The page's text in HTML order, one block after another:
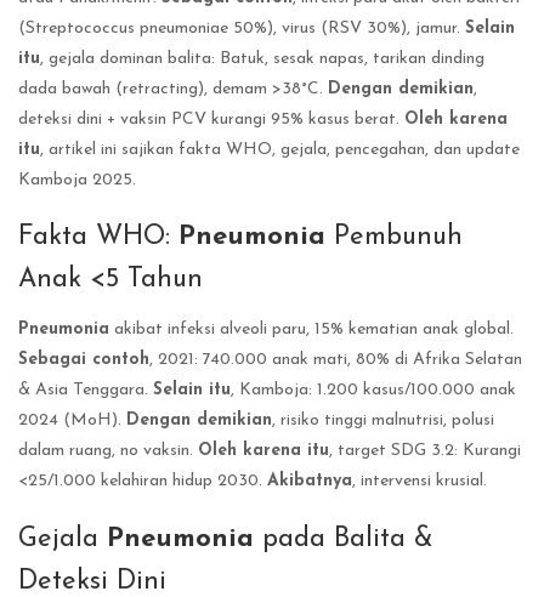
(Streptococcus pneumoniae 50%), virus (RSV 30%), jamur. Selain
itu, gejala dominan balita: Batuk, sesak napas, tarikan dinding
dada bawah (retracting), demam >38°C. Dengan demikian,
deteksi dini + vaksin PCV kurangi 95% kasus berat. Oleh karena
itu, artikel ini sajikan fakta WHO, gejala, pencegahan, dan update
Kamboja 2025.
Fakta WHO: Pneumonia Pembunuh
Anak <5 Tahun
Pneumonia akibat infeksi alveoli paru, 15% kematian anak global.
Sebagai contoh, 2021: 740.000 anak mati, 80% di Afrika Selatan
& Asia Tenggara. Selain itu, Kamboja: 1.200 kasus/100.000 anak
2024 (MoH). Dengan demikian, risiko tinggi malnutrisi, polusi
dalam ruang, no vaksin. Oleh karena itu, target SDG 3.2: Kurangi
<25/1.000 kelahiran hidup 2030. Akibatnya, intervensi krusial.
Gejala Pneumonia pada Balita &
Deteksi Dini